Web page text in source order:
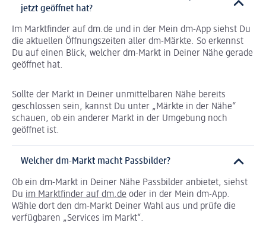
jetzt geöffnet hat?
Im Marktfinder auf dm.de und in der Mein dm-App siehst Du
die aktuellen Öffnungszeiten aller dm-Märkte. So erkennst
Du auf einen Blick, welcher dm-Markt in Deiner Nähe gerade
geöffnet hat.
Sollte der Markt in Deiner unmittelbaren Nähe bereits
geschlossen sein, kannst Du unter „Märkte in der Nähe“
schauen, ob ein anderer Markt in der Umgebung noch
geöffnet ist.
Welcher dm-Markt macht Passbilder?
Ob ein dm-Markt in Deiner Nähe Passbilder anbietet, siehst
Du im Marktfinder auf dm.de oder in der Mein dm-App.
Wähle dort den dm-Markt Deiner Wahl aus und prüfe die
verfügbaren „Services im Markt“.